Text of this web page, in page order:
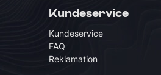
Kundeservice
Kundeservice
FAQ
Reklamation